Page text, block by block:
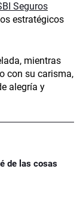
Seguros
estratégicos
mientras
con su carisma,
alegría y
de las cosas